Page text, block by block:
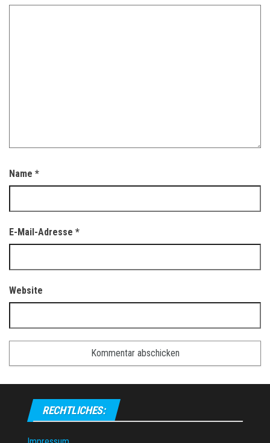
Name *
E-Mail-Adresse *
Website
RECHTLICHES: